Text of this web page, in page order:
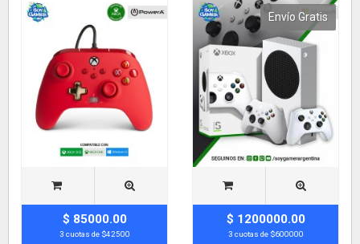
$ 85000.00
3 cuotas de $42500
Envío Gratis
$ 1200000.00
3 cuotas de $600000